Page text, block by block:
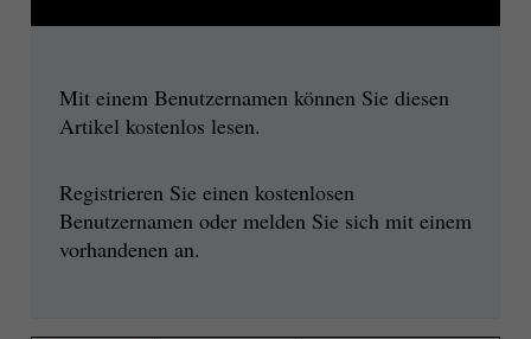
Mit einem Benutzernamen können Sie diesen
Artikel kostenlos lesen.
Registrieren Sie einen kostenlosen
Benutzernamen oder melden Sie sich mit einem
vorhandenen an.